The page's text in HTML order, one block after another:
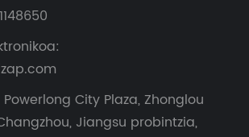
City Plaza, Zhonglou
Jiangsu probintzia,